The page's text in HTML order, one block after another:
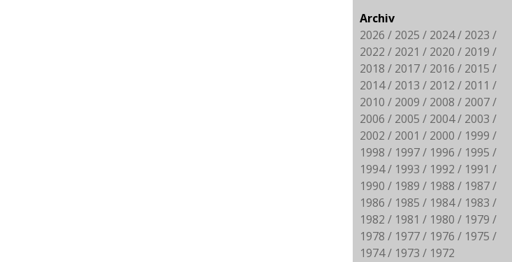
Archiv
2026
2025 2024
2023
2022
2021 2020
2019
2018
2017 2016
2015
2014
2013 2012
2011
2010
2009 2008
2007
2006
2005 2004
2003
2002
2001 2000
1999
1998
1997 1996
1995
1994
1993 1992
1991
1990
1989 1988
1987
1986
1985 1984
1983
1982
1981 1980
1979
1978
1977 1976
1975
1974
1973 1972